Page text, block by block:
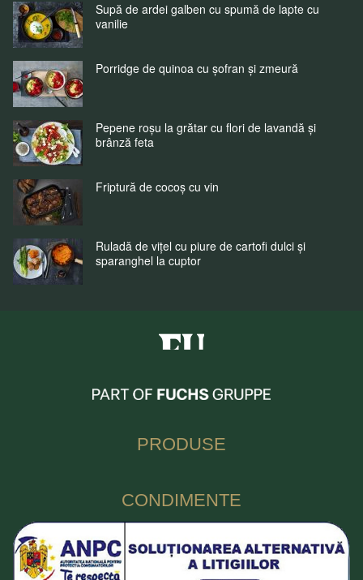
Supă de ardei galben cu spumă de lapte cu
vanilie
Porridge de quinoa cu șofran și zmeură
Pepene roșu la grătar cu flori de lavandă și
brânză feta
Friptură de cocoș cu vin
Ruladă de vițel cu piure de cartofi dulci și
sparanghel la cuptor
PRODUSE
CONDIMENTE